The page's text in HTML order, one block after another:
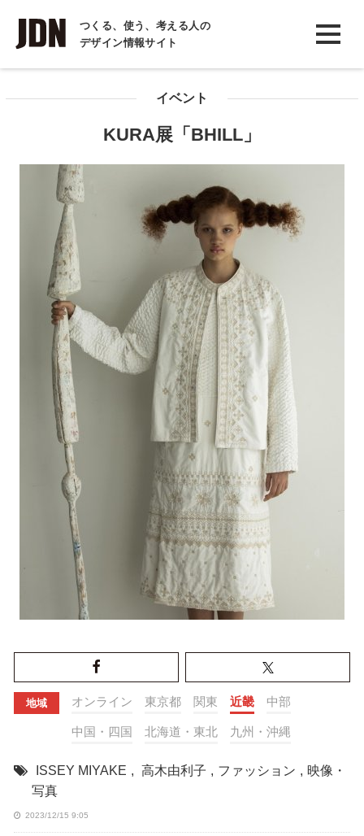
つくる、使う、考える人の
デザイン情報サイト
INTERVIEW
インタビュー
コラム
イベント
KURA展「BHILL」
地域 オンライン 東京都 関東 近畿 中部
中国・四国 北海道・東北 九州・沖縄
ISSEY MIYAKE , 高木由利子 , ファッション , 映像・
写真
2023/12/15 9:05